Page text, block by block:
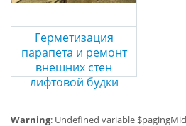
Герметизация
парапета и ремонт
внешних стен
лифтовой будки
Warning: Undefined variable